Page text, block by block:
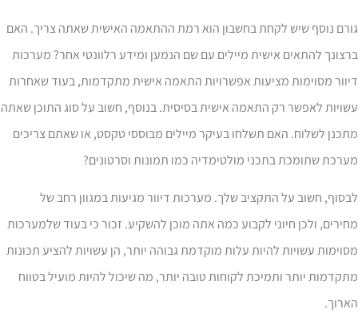
נוסף שיש לקחת בחשבון הוא רמת ההתאמה האישית שאתה צריך. האם
להתאים אישית מיילים עם שם הנמען ומידע רלוונטי אחר? מערכות
מסוימות מציעות אפשרויות התאמה אישית מתקדמות, בעוד שאחרות
לאפשר רק התאמה אישית בסיסית. בנוסף, חשוב על סוג התוכן שאתה
לשלוח. האם תשלחו בעיקר מיילים מבוססי טקסט, או שאתם צריכים
שתומכת בתכני מולטימדיה כמו תמונות וסרטונים?
חשוב על התקציב שלך. מערכות דיוור מגיעות במגוון רחב של
ולכן חיוני לקבוע כמה אתה מוכן להשקיע. זכור כי בעוד שלמערכות
עשויות להיות עלות מוקדמת גבוהה יותר, הן עשויות להציע תכונות
יותר ותמיכת לקוחות טובה יותר, מה שיכול להיות מועיל בטווח